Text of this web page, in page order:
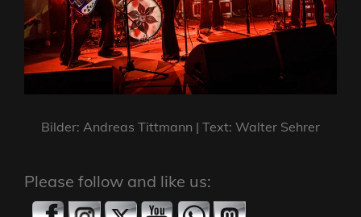
Bilder: Andreas Tittmann | Text: Walter Sehrer
Please follow and like us: